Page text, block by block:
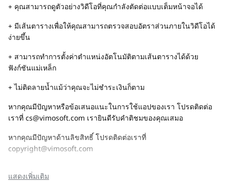
+ คุณสามารถดูตัวอย่างวิดีโอที่คุณกำลังตัดต่อแบบเต็มหน้าจอได้
+ มีเส้นตารางเพื่อให้คุณสามารถตรวจสอบอัตราส่วนภายในวิดีโอได้
ง่ายขึ้น
+ สามารถทำการตั้งค่าตำแหน่งอัตโนมัติตามเส้นตารางได้ด้วย
ฟังก์ชันแม่เหล็ก
+ ไม่ติดลายน้ำแม้ว่าคุณจะไม่ชำระเงินก็ตาม
หากคุณมีปัญหาหรือข้อเสนอแนะในการใช้แอปของเรา โปรดติดต่อ
เราที่ cs@vimosoft.com เรายินดีรับคำติชมของคุณเสมอ
หากคุณมีปัญหาด้านลิขสิทธิ์ โปรดติดต่อเราที่
copyright@vimosoft.com
แสดงเพิ่มเติม